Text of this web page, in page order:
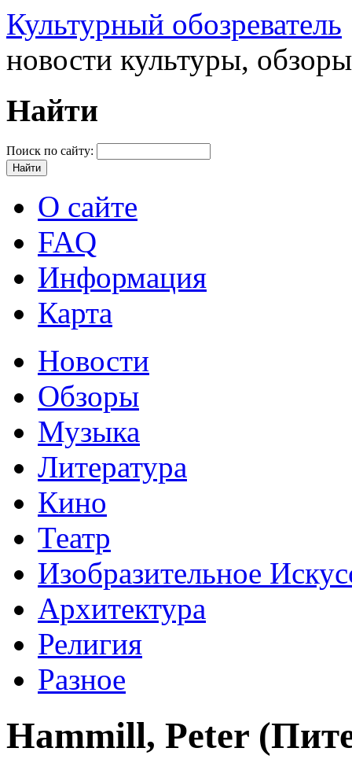
Культурный обозреватель
новости культуры,
Найти
Поиск по сайту:
О сайте
FAQ
Информация
Карта
Новости
Обзоры
Музыка
Литература
Кино
Театр
Изобразительное
Архитектура
Религия
Разное
Hammill, Peter